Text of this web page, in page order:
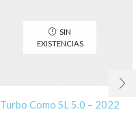
SIN
EXISTENCIAS
Turbo Como SL 5.0 – 2022